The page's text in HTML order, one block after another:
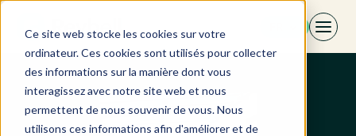
Ce site web stocke les cookies sur votre
ordinateur. Ces cookies sont utilisés pour collecter
des informations sur la manière dont vous
interagissez avec notre site web et nous
permettent de nous souvenir de vous. Nous
utilisons ces informations afin d'améliorer et de
Aller
contenu